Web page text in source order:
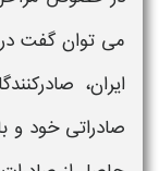
می توان گفت در
ایران،
صادراتی خود